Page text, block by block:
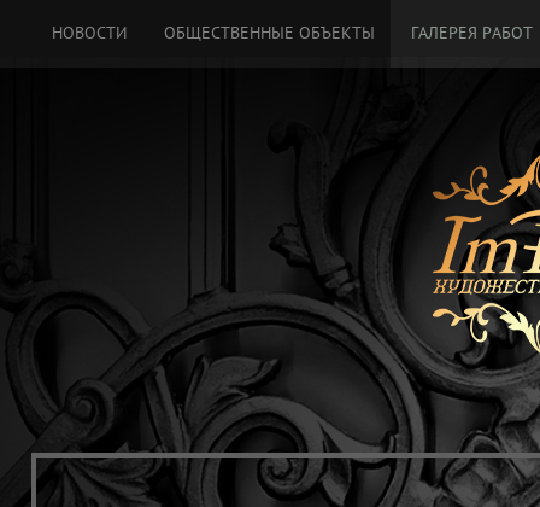
НОВОСТИ ОБЩЕСТВЕННЫЕ ОБЪЕКТЫ ГАЛЕРЕЯ РАБОТ